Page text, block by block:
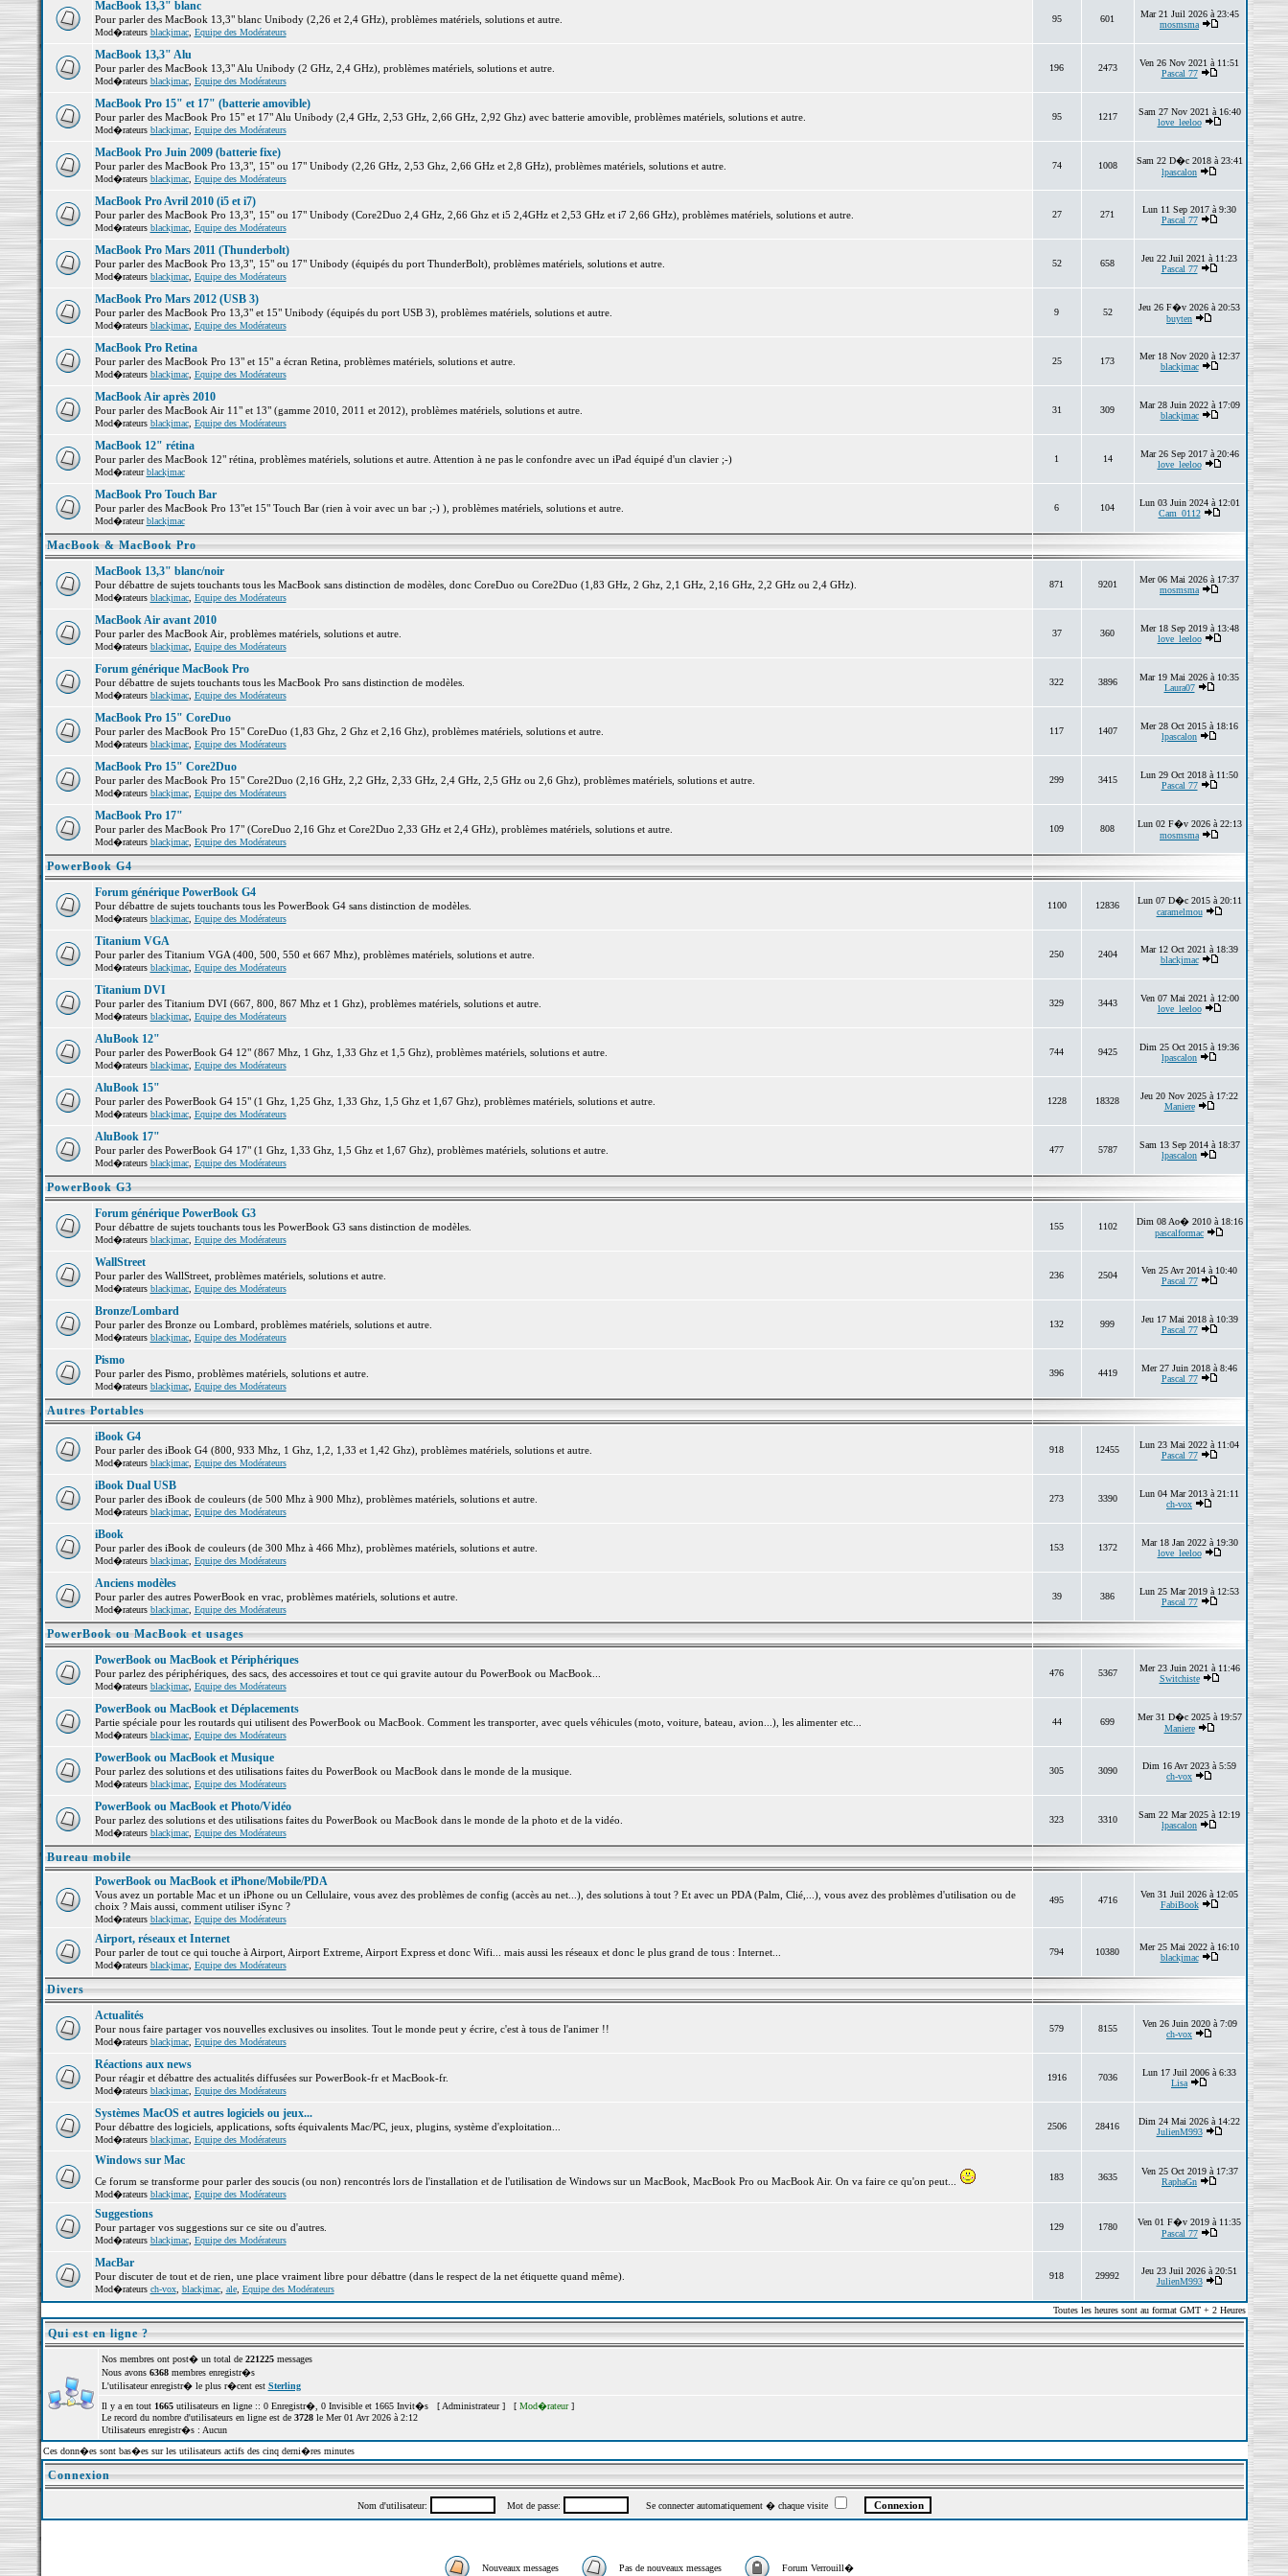
MacBook 13,3" blanc
Pour parler des MacBook 13,3" blanc Unibody (2,26 et 2,4 GHz), problèmes matériels, solutions et autre.
Mod�rateurs blackjmac, Equipe des Modérateurs
95 601
Mar 21 Juil 2026 à 23:45
mosmsma
MacBook 13,3" Alu
Pour parler des MacBook 13,3" Alu Unibody (2 GHz, 2,4 GHz), problèmes matériels, solutions et autre.
Mod�rateurs blackjmac, Equipe des Modérateurs
196 2473
Ven 26 Nov 2021 à 11:51
Pascal 77
MacBook Pro 15" et 17" (batterie amovible)
Pour parler des MacBook Pro 15" et 17" Alu Unibody (2,4 GHz, 2,53 GHz, 2,66 GHz, 2,92 Ghz) avec batterie amovible, problèmes matériels, solutions et autre.
Mod�rateurs blackjmac, Equipe des Modérateurs
95 1217
Sam 27 Nov 2021 à 16:40
love_leeloo
MacBook Pro Juin 2009 (batterie fixe)
Pour parler des MacBook Pro 13,3", 15" ou 17" Unibody (2,26 GHz, 2,53 Ghz, 2,66 GHz et 2,8 GHz), problèmes matériels, solutions et autre.
Mod�rateurs blackjmac, Equipe des Modérateurs
74 1008
Sam 22 D�c 2018 à 23:41
lpascalon
MacBook Pro Avril 2010 (i5 et i7)
Pour parler des MacBook Pro 13,3", 15" ou 17" Unibody (Core2Duo 2,4 GHz, 2,66 Ghz et i5 2,4GHz et 2,53 GHz et i7 2,66 GHz), problèmes matériels, solutions et autre.
Mod�rateurs blackjmac, Equipe des Modérateurs
27 271
Lun 11 Sep 2017 à 9:30
Pascal 77
MacBook Pro Mars 2011 (Thunderbolt)
Pour parler des MacBook Pro 13,3", 15" ou 17" Unibody (équipés du port ThunderBolt), problèmes matériels, solutions et autre.
Mod�rateurs blackjmac, Equipe des Modérateurs
52 658
Jeu 22 Juil 2021 à 11:23
Pascal 77
MacBook Pro Mars 2012 (USB 3)
Pour parler des MacBook Pro 13,3" et 15" Unibody (équipés du port USB 3), problèmes matériels, solutions et autre.
Mod�rateurs blackjmac, Equipe des Modérateurs
9 52
Jeu 26 F�v 2026 à 20:53
buyten
MacBook Pro Retina
Pour parler des MacBook Pro 13" et 15" a écran Retina, problèmes matériels, solutions et autre.
Mod�rateurs blackjmac, Equipe des Modérateurs
25 173
Mer 18 Nov 2020 à 12:37
blackjmac
MacBook Air après 2010
Pour parler des MacBook Air 11" et 13" (gamme 2010, 2011 et 2012), problèmes matériels, solutions et autre.
Mod�rateurs blackjmac, Equipe des Modérateurs
31 309
Mar 28 Juin 2022 à 17:09
blackjmac
MacBook 12" rétina
Pour parler des MacBook 12" rétina, problèmes matériels, solutions et autre. Attention à ne pas le confondre avec un iPad équipé d'un clavier ;-)
Mod�rateurblackjmac
1 14
Mar 26 Sep 2017 à 20:46
love_leeloo
MacBook Pro Touch Bar
Pour parler des MacBook Pro 13"et 15" Touch Bar (rien à voir avec un bar ;-) ), problèmes matériels, solutions et autre.
Mod�rateurblackjmac
6 104
Lun 03 Juin 2024 à 12:01
Cam_0112
MacBook & MacBook Pro
MacBook 13,3" blanc/noir
Pour débattre de sujets touchants tous les MacBook sans distinction de modèles, donc CoreDuo ou Core2Duo (1,83 GHz, 2 Ghz, 2,1 GHz, 2,16 GHz, 2,2 GHz ou 2,4 GHz).
Mod�rateurs blackjmac, Equipe des Modérateurs
871 9201
Mer 06 Mai 2026 à 17:37
mosmsma
MacBook Air avant 2010
Pour parler des MacBook Air, problèmes matériels, solutions et autre.
Mod�rateurs blackjmac, Equipe des Modérateurs
37 360
Mer 18 Sep 2019 à 13:48
love_leeloo
Forum générique MacBook Pro
Pour débattre de sujets touchants tous les MacBook Pro sans distinction de modèles.
Mod�rateurs blackjmac, Equipe des Modérateurs
322 3896
Mar 19 Mai 2026 à 10:35
Laura07
MacBook Pro 15" CoreDuo
Pour parler des MacBook Pro 15" CoreDuo (1,83 Ghz, 2 Ghz et 2,16 Ghz), problèmes matériels, solutions et autre.
Mod�rateurs blackjmac, Equipe des Modérateurs
117 1407
Mer 28 Oct 2015 à 18:16
lpascalon
MacBook Pro 15" Core2Duo
Pour parler des MacBook Pro 15" Core2Duo (2,16 GHz, 2,2 GHz, 2,33 GHz, 2,4 GHz, 2,5 GHz ou 2,6 Ghz), problèmes matériels, solutions et autre.
Mod�rateurs blackjmac, Equipe des Modérateurs
299 3415
Lun 29 Oct 2018 à 11:50
Pascal 77
MacBook Pro 17"
Pour parler des MacBook Pro 17" (CoreDuo 2,16 Ghz et Core2Duo 2,33 GHz et 2,4 GHz), problèmes matériels, solutions et autre.
Mod�rateurs blackjmac, Equipe des Modérateurs
109 808
Lun 02 F�v 2026 à 22:13
mosmsma
PowerBook G4
Forum générique PowerBook G4
Pour débattre de sujets touchants tous les PowerBook G4 sans distinction de modèles.
Mod�rateurs blackjmac, Equipe des Modérateurs
1100 12836
Lun 07 D�c 2015 à 20:11
caramelmou
Titanium VGA
Pour parler des Titanium VGA (400, 500, 550 et 667 Mhz), problèmes matériels, solutions et autre.
Mod�rateurs blackjmac, Equipe des Modérateurs
250 2404
Mar 12 Oct 2021 à 18:39
blackjmac
Titanium DVI
Pour parler des Titanium DVI (667, 800, 867 Mhz et 1 Ghz), problèmes matériels, solutions et autre.
Mod�rateurs blackjmac, Equipe des Modérateurs
329 3443
Ven 07 Mai 2021 à 12:00
love_leeloo
AluBook 12"
Pour parler des PowerBook G4 12" (867 Mhz, 1 Ghz, 1,33 Ghz et 1,5 Ghz), problèmes matériels, solutions et autre.
Mod�rateurs blackjmac, Equipe des Modérateurs
744 9425
Dim 25 Oct 2015 à 19:36
lpascalon
AluBook 15"
Pour parler des PowerBook G4 15" (1 Ghz, 1,25 Ghz, 1,33 Ghz, 1,5 Ghz et 1,67 Ghz), problèmes matériels, solutions et autre.
Mod�rateurs blackjmac, Equipe des Modérateurs
1228 18328
Jeu 20 Nov 2025 à 17:22
Maniere
AluBook 17"
Pour parler des PowerBook G4 17" (1 Ghz, 1,33 Ghz, 1,5 Ghz et 1,67 Ghz), problèmes matériels, solutions et autre.
Mod�rateurs blackjmac, Equipe des Modérateurs
477 5787
Sam 13 Sep 2014 à 18:37
lpascalon
PowerBook G3
Forum générique PowerBook G3
Pour débattre de sujets touchants tous les PowerBook G3 sans distinction de modèles.
Mod�rateurs blackjmac, Equipe des Modérateurs
155 1102
Dim 08 Ao� 2010 à 18:16
pascalformac
WallStreet
Pour parler des WallStreet, problèmes matériels, solutions et autre.
Mod�rateurs blackjmac, Equipe des Modérateurs
236 2504
Ven 25 Avr 2014 à 10:40
Pascal 77
Bronze/Lombard
Pour parler des Bronze ou Lombard, problèmes matériels, solutions et autre.
Mod�rateurs blackjmac, Equipe des Modérateurs
132 999
Jeu 17 Mai 2018 à 10:39
Pascal 77
Pismo
Pour parler des Pismo, problèmes matériels, solutions et autre.
Mod�rateurs blackjmac, Equipe des Modérateurs
396 4419
Mer 27 Juin 2018 à 8:46
Pascal 77
Autres Portables
iBook G4
Pour parler des iBook G4 (800, 933 Mhz, 1 Ghz, 1,2, 1,33 et 1,42 Ghz), problèmes matériels, solutions et autre.
Mod�rateurs blackjmac, Equipe des Modérateurs
918 12455
Lun 23 Mai 2022 à 11:04
Pascal 77
iBook Dual USB
Pour parler des iBook de couleurs (de 500 Mhz à 900 Mhz), problèmes matériels, solutions et autre.
Mod�rateurs blackjmac, Equipe des Modérateurs
273 3390
Lun 04 Mar 2013 à 21:11
ch-vox
iBook
Pour parler des iBook de couleurs (de 300 Mhz à 466 Mhz), problèmes matériels, solutions et autre.
Mod�rateurs blackjmac, Equipe des Modérateurs
153 1372
Mar 18 Jan 2022 à 19:30
love_leeloo
Anciens modèles
Pour parler des autres PowerBook en vrac, problèmes matériels, solutions et autre.
Mod�rateurs blackjmac, Equipe des Modérateurs
39 386
Lun 25 Mar 2019 à 12:53
Pascal 77
PowerBook ou MacBook et usages
PowerBook ou MacBook et Périphériques
Pour parlez des périphériques, des sacs, des accessoires et tout ce qui gravite autour du PowerBook ou MacBook...
Mod�rateurs blackjmac, Equipe des Modérateurs
476 5367
Mer 23 Juin 2021 à 11:46
Switchiste
PowerBook ou MacBook et Déplacements
Partie spéciale pour les routards qui utilisent des PowerBook ou MacBook. Comment les transporter, avec quels véhicules (moto, voiture, bateau, avion...), les alimenter etc...
Mod�rateurs blackjmac, Equipe des Modérateurs
44 699
Mer 31 D�c 2025 à 19:57
Maniere
PowerBook ou MacBook et Musique
Pour parlez des solutions et des utilisations faites du PowerBook ou MacBook dans le monde de la musique.
Mod�rateurs blackjmac, Equipe des Modérateurs
305 3090
Dim 16 Avr 2023 à 5:59
ch-vox
PowerBook ou MacBook et Photo/Vidéo
Pour parlez des solutions et des utilisations faites du PowerBook ou MacBook dans le monde de la photo et de la vidéo.
Mod�rateurs blackjmac, Equipe des Modérateurs
323 3310
Sam 22 Mar 2025 à 12:19
lpascalon
Bureau mobile
PowerBook ou MacBook et iPhone/Mobile/PDA
Vous avez un portable Mac et un iPhone ou un Cellulaire, vous avez des problèmes de config (accès au net...), des solutions à tout ? Et avec un PDA (Palm, Clié,...), vous avez des problèmes d'utilisation ou de
choix ? Mais aussi, comment utiliser iSync ?
Mod�rateurs blackjmac, Equipe des Modérateurs
495 4716
Ven 31 Juil 2026 à 12:05
FabiBook
Airport, réseaux et Internet
Pour parler de tout ce qui touche à Airport, Airport Extreme, Airport Express et donc Wifi... mais aussi les réseaux et donc le plus grand de tous : Internet...
Mod�rateurs blackjmac, Equipe des Modérateurs
794 10380
Mer 25 Mai 2022 à 16:10
blackjmac
Divers
Actualités
Pour nous faire partager vos nouvelles exclusives ou insolites. Tout le monde peut y écrire, c'est à tous de l'animer !!
Mod�rateurs blackjmac, Equipe des Modérateurs
579 8155
Ven 26 Juin 2020 à 7:09
ch-vox
Réactions aux news
Pour réagir et débattre des actualités diffusées sur PowerBook-fr et MacBook-fr.
Mod�rateurs blackjmac, Equipe des Modérateurs
1916 7036
Lun 17 Juil 2006 à 6:33
Lisa
Systèmes MacOS et autres logiciels ou jeux...
Pour débattre des logiciels, applications, softs équivalents Mac/PC, jeux, plugins, système d'exploitation...
Mod�rateurs blackjmac, Equipe des Modérateurs
2506 28416
Dim 24 Mai 2026 à 14:22
JulienM993
Windows sur Mac
Ce forum se transforme pour parler des soucis (ou non) rencontrés lors de l'installation et de l'utilisation de Windows sur un MacBook, MacBook Pro ou MacBook Air. On va faire ce qu'on peut...
Mod�rateurs blackjmac, Equipe des Modérateurs
183 3635
Ven 25 Oct 2019 à 17:37
RaphaGn
Suggestions
Pour partager vos suggestions sur ce site ou d'autres.
Mod�rateurs blackjmac, Equipe des Modérateurs
129 1780
Ven 01 F�v 2019 à 11:35
Pascal 77
MacBar
Pour discuter de tout et de rien, une place vraiment libre pour débattre (dans le respect de la net étiquette quand même).
Mod�rateurs ch-vox, blackjmac, ale, Equipe des Modérateurs
918 29992
Jeu 23 Juil 2026 à 20:51
JulienM993
Toutes les heures sont au format GMT + 2 Heures
Qui est en ligne ?
Nos membres ont post� un total de 221225messages
Nous avons 6368membres enregistr�s
L'utilisateur enregistr� le plus r�cent est Sterling
Il y a en tout 1665utilisateurs en ligne :: 0 Enregistr�, 0 Invisible et 1665 Invit�s [ Administrateur] [ Mod�rateur]
Le record du nombre d'utilisateurs en ligne est de 3728le Mer 01 Avr 2026 à 2:12
Utilisateurs enregistr�s : Aucun
Ces donn�es sont bas�es sur les utilisateurs actifs des cinq derni�res minutes
Connexion
Nom d'utilisateur: Mot de passe: Se connecter automatiquement � chaque visite
Nouveaux messages Pas de nouveaux messages Forum Verrouill�